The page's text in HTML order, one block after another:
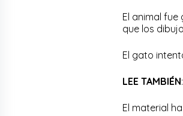
El animal
que los
El gato
LEE TAMBIÉN:
El material